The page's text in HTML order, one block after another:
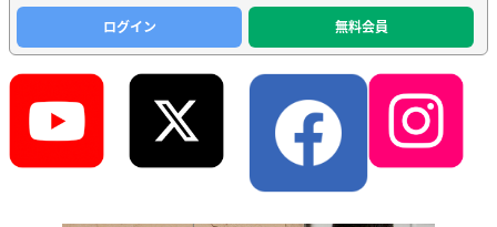
ログイン
無料会員